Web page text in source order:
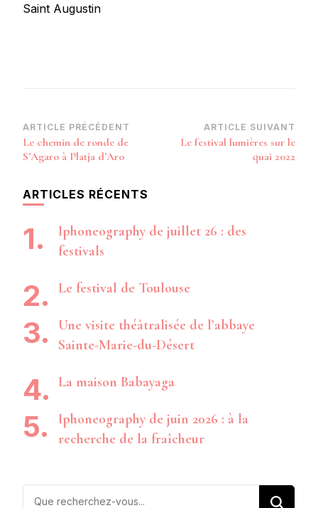
Saint Augustin
Navigation
d’article
ARTICLE PRÉCÉDENT
Le chemin de ronde de
S’Agaro à Platja d’Aro
ARTICLE SUIVANT
Le festival lumières sur le
quai 2022
ARTICLES RÉCENTS
Iphoneography de juillet 26 : des
festivals
Le festival de Toulouse
Une visite théâtralisée de l’abbaye
Sainte-Marie-du-Désert
La maison Babayaga
Iphoneography de juin 2026 : à la
recherche de la fraîcheur
Vous